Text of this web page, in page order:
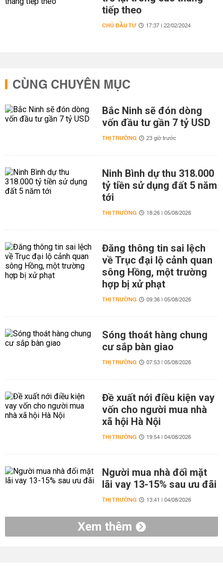
tiếp theo
CHỦ ĐẦU TƯ 17:37 | 22/02/2024
CÙNG CHUYÊN MỤC
Bắc Ninh sẽ đón dòng
vốn đầu tư gần 7 tỷ USD
THỊ TRƯỜNG 23 giờ trước
Ninh Bình dự thu 318.000
tỷ tiền sử dụng đất 5 năm
tới
THỊ TRƯỜNG 18:26 | 05/08/2026
Đăng thông tin sai lệch
về Trục đại lộ cảnh quan
sông Hồng, một trường
hợp bị xử phạt
THỊ TRƯỜNG 09:36 | 05/08/2026
Sóng thoát hàng chung
cư sắp bàn giao
THỊ TRƯỜNG 07:53 | 05/08/2026
Đề xuất nới điều kiện vay
vốn cho người mua nhà
xã hội Hà Nội
THỊ TRƯỜNG 19:54 | 04/08/2026
Người mua nhà đối mặt
lãi vay 13-15% sau ưu đãi
THỊ TRƯỜNG 13:41 | 04/08/2026
Xem thêm